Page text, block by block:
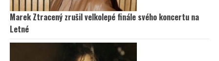
Marek Ztracený zrušil velkolepé finále svého koncertu na
Letné